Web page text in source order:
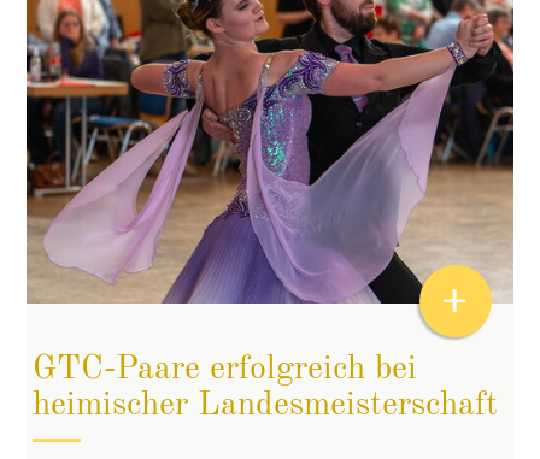
GTC-Paare erfolgreich bei
heimischer Landesmeisterschaft
+